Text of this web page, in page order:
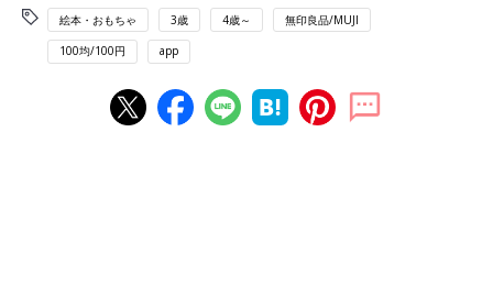
絵本・おもちゃ 3歳 4歳～ 無印良品/MUJI
100均/100円 app